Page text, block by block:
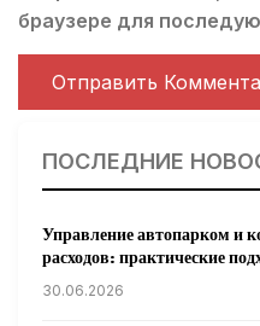
браузере для
ПОСЛЕДНИЕ
Управление автопарком и
расходов: практические
30.06.2026